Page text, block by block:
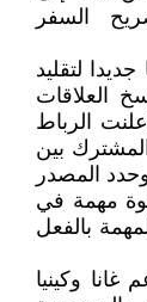
السفر
لتقليد
العلاقات
الرباط
بين
في باماكو. وحدد المصدر
مهمة في
بالفعل
وكينيا